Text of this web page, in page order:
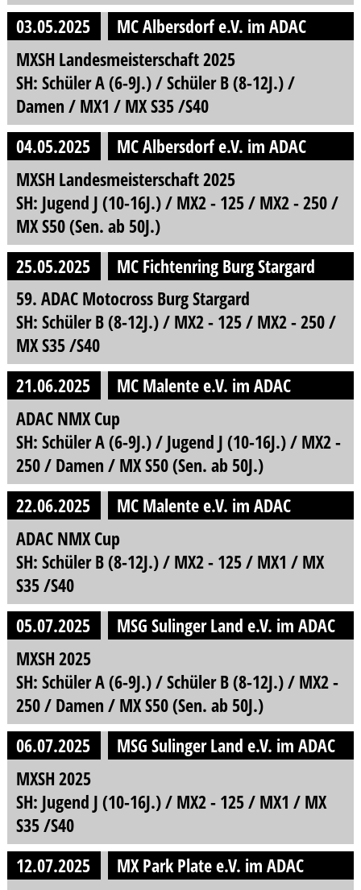
03.05.2025
MC Albersdorf e.V. im ADAC
MXSH Landesmeisterschaft 2025
SH: Schüler A (6-9J.) / Schüler B (8-12J.) /
Damen / MX1 / MX S35 /S40
04.05.2025
MC Albersdorf e.V. im ADAC
MXSH Landesmeisterschaft 2025
SH: Jugend J (10-16J.) / MX2 - 125 / MX2 - 250 /
MX S50 (Sen. ab 50J.)
25.05.2025
MC Fichtenring Burg Stargard
59. ADAC Motocross Burg Stargard
SH: Schüler B (8-12J.) / MX2 - 125 / MX2 - 250 /
MX S35 /S40
21.06.2025
MC Malente e.V. im ADAC
ADAC NMX Cup
SH: Schüler A (6-9J.) / Jugend J (10-16J.) / MX2 -
250 / Damen / MX S50 (Sen. ab 50J.)
22.06.2025
MC Malente e.V. im ADAC
ADAC NMX Cup
SH: Schüler B (8-12J.) / MX2 - 125 / MX1 / MX
S35 /S40
05.07.2025
MSG Sulinger Land e.V. im ADAC
MXSH 2025
SH: Schüler A (6-9J.) / Schüler B (8-12J.) / MX2 -
250 / Damen / MX S50 (Sen. ab 50J.)
06.07.2025
MSG Sulinger Land e.V. im ADAC
MXSH 2025
SH: Jugend J (10-16J.) / MX2 - 125 / MX1 / MX
S35 /S40
12.07.2025
MX Park Plate e.V. im ADAC